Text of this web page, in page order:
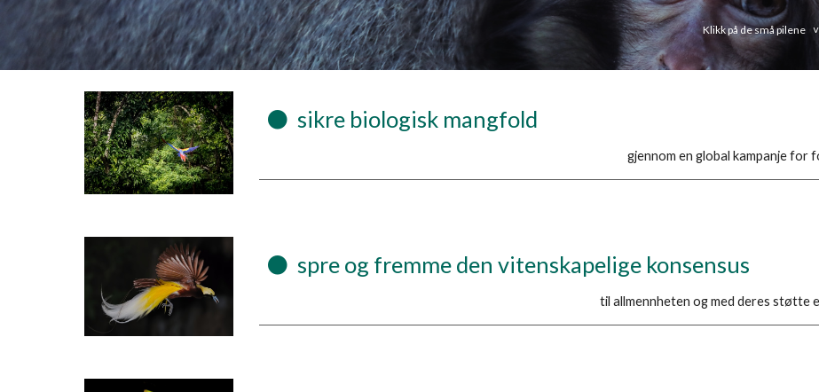
Klikk på de små pilene
⚫
  sikre biologisk mangfold
gjennom en global kampanje for
⚫
  spre og fremme den vitenskapelige konsensus
til allmennheten og med deres støtte